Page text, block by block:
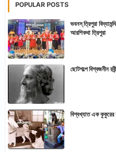
POPULAR POSTS
ভবনস্ ত্রিপুরা
আরশিকথা ত্রিপুরা
ছোটগল্পে বিশ্বজনীন
বিশ্বখ্যাত এক কুকুরের